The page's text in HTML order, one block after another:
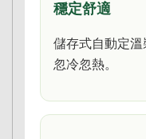
穩定舒適
儲存式自動定
忽冷忽熱。